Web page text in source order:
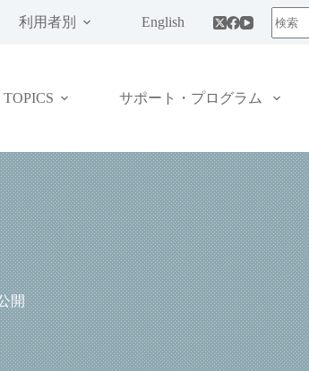
利用者別 English
サポート・プログラム
開